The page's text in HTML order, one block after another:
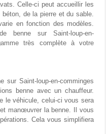
Celle-ci peut accueillir les
de la pierre et du sable.
en fonction des modèles.
benne sur Saint-loup-en-
très complète à votre
sur Saint-loup-en-comminges
benne avec un chauffeur.
le véhicule, celui-ci vous sera
et manœuvrer la benne. Il vous
Cela vous simplifiera